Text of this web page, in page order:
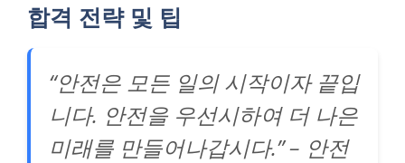
합격 전략 및 팁
“안전은 모든 일의 시작이자 끝입
니다. 안전을 우선시하여 더 나은
미래를 만들어나갑시다.” – 안전